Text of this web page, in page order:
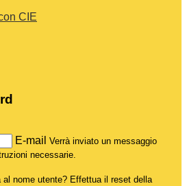
CIE
E-mail Verrà inviato un messaggio
necessarie.
al nome utente? Effettua il reset della